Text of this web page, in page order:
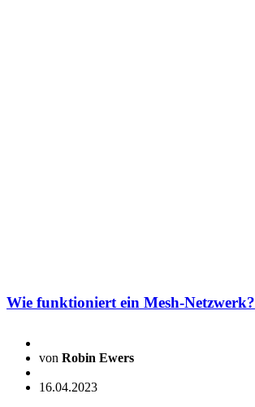
Wie funktioniert ein Mesh-Netzwerk?
von Robin Ewers
16.04.2023